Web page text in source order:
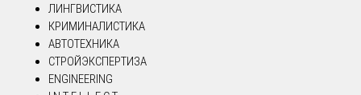
ЛИНГВИСТИКА
КРИМИНАЛИСТИКА
АВТОТЕХНИКА
СТРОЙЭКСПЕРТИЗА
ENGINEERING